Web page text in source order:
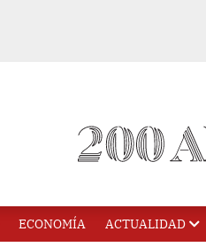
ECONOMÍA ACTUALIDAD